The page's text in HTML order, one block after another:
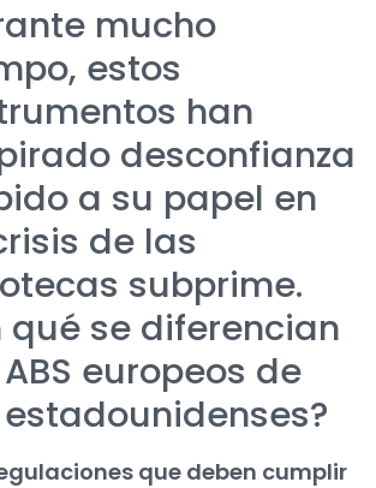
mucho
estos
han
desconfianza
a su papel en
de las
subprime.
qué se diferencian
europeos de
que deben cumplir